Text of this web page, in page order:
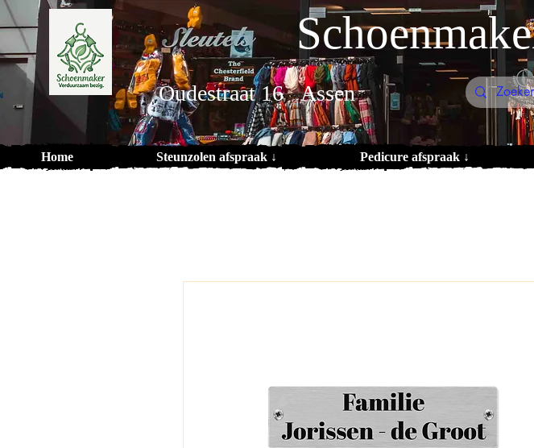
Oudestraat 16 Assen
Home Steunzolen afspraak ↓ Pedicure afspraak ↓